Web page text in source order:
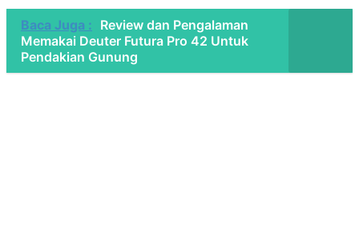
Baca Juga : Review dan Pengalaman
Memakai Deuter Futura Pro 42 Untuk
Pendakian Gunung